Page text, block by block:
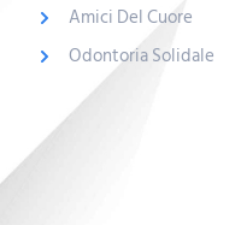
Amici Del Cuore
Odontoria Solidale